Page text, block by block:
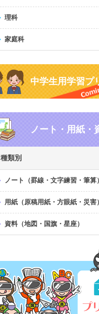
理科
家庭科
中学生用学習プ
ノート・用紙・
種類別
ノート（罫線・文字練習・筆算）
用紙（原稿用紙・方眼紙・災害）
資料（地図・国旗・星座）